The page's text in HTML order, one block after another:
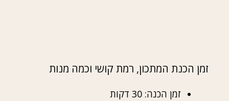
זמן הכנת המתכון, רמת קושי וכמה מנות
זמן הכנה: 30 דקות